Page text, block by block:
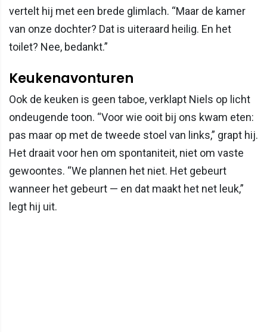
vertelt hij met een brede glimlach. “Maar de kamer
van onze dochter? Dat is uiteraard heilig. En het
toilet? Nee, bedankt.”
Keukenavonturen
Ook de keuken is geen taboe, verklapt Niels op licht
ondeugende toon. “Voor wie ooit bij ons kwam eten:
pas maar op met de tweede stoel van links,” grapt hij.
Het draait voor hen om spontaniteit, niet om vaste
gewoontes. “We plannen het niet. Het gebeurt
wanneer het gebeurt — en dat maakt het net leuk,”
legt hij uit.